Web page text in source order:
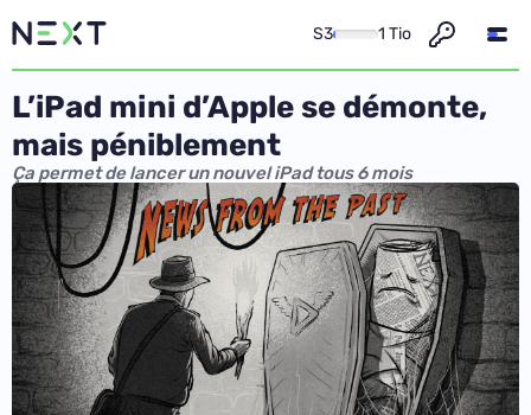
S3 1 Tio
L’iPad mini d’Apple se démonte,
mais péniblement
Ça permet de lancer un nouvel iPad tous 6 mois